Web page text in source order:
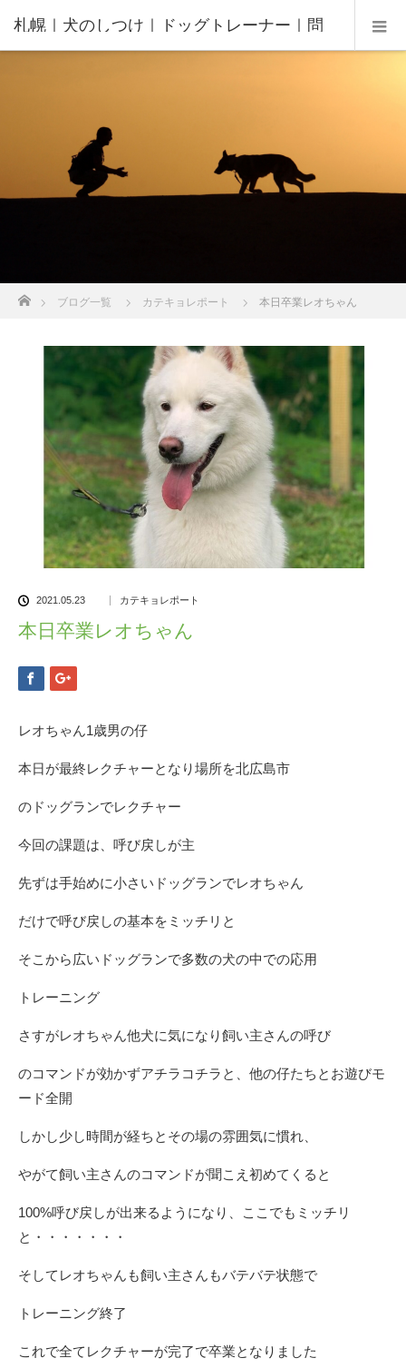
札幌｜犬のしつけ｜ドッグトレーナー｜問
んの家庭教師®️
ブログ一覧 カテキョレポート 本日卒業レオちゃん
2021.05.23 カテキョレポート
本日卒業レオちゃん
レオちゃん1歳男の仔
本日が最終レクチャーとなり場所を北広島市
のドッグランでレクチャー
今回の課題は、呼び戻しが主
先ずは手始めに小さいドッグランでレオちゃん
だけで呼び戻しの基本をミッチリと
そこから広いドッグランで多数の犬の中での応用
トレーニング
さすがレオちゃん他犬に気になり飼い主さんの呼び
のコマンドが効かずアチラコチラと、他の仔たちとお遊びモ
ード全開
しかし少し時間が経ちとその場の雰囲気に慣れ、
やがて飼い主さんのコマンドが聞こえ初めてくると
100%呼び戻しが出来るようになり、ここでもミッチリ
と・・・・・・・
そしてレオちゃんも飼い主さんもバテバテ状態で
トレーニング終了
これで全てレクチャーが完了で卒業となりました